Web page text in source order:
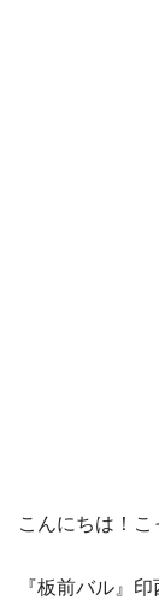
こんにちは！
『板前バル』